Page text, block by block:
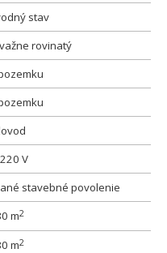
stav
rovinatý
V
stavebné povolenie
m2
m2